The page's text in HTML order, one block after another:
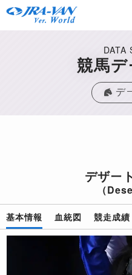
DATA
競馬
デ
デザー
（
基本情報 血統図 競走成績